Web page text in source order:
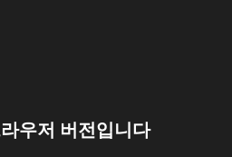
우저 버전입니다